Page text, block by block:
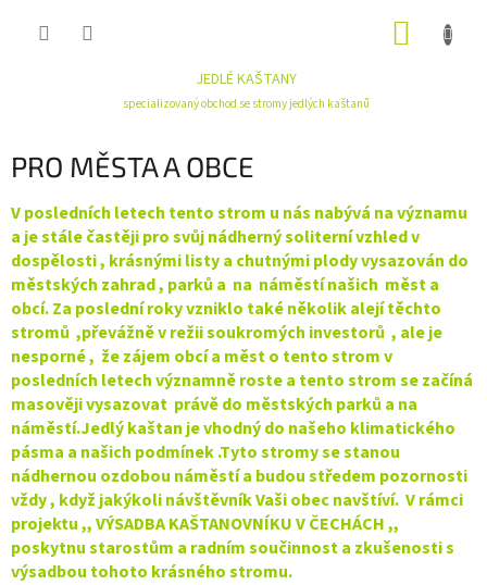
JEDLÉ KAŠTANY
specializovaný obchod se stromy jedlých kaštanů
PRO MĚSTA A OBCE
V posledních letech tento strom u nás nabývá na významu
a je stále častěji pro svůj nádherný soliterní vzhled v
dospělosti , krásnými listy a chutnými plody vysazován do
městských zahrad , parků a na náměstí našich měst a
obcí. Za poslední roky vzniklo také několik alejí těchto
stromů ,převážně v režii soukromých investorů , ale je
nesporné , že zájem obcí a měst o tento strom v
posledních letech významně roste a tento strom se začíná
masověji vysazovat právě do městských parků a na
náměstí.Jedlý kaštan je vhodný do našeho klimatického
pásma a našich podmínek .Tyto stromy se stanou
nádhernou ozdobou náměstí a budou středem pozornosti
vždy , když jakýkoli návštěvník Vaši obec navštíví. V rámci
projektu ,, VÝSADBA KAŠTANOVNÍKU V ČECHÁCH ,,
poskytnu starostům a radním součinnost a zkušenosti s
výsadbou tohoto krásného stromu.